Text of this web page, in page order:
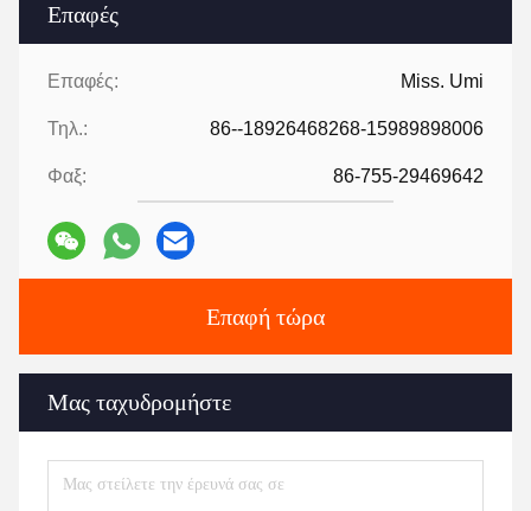
Επαφές
Επαφές: Miss. Umi
Τηλ.: 86--18926468268-15989898006
Φαξ: 86-755-29469642
Επαφή τώρα
Μας ταχυδρομήστε